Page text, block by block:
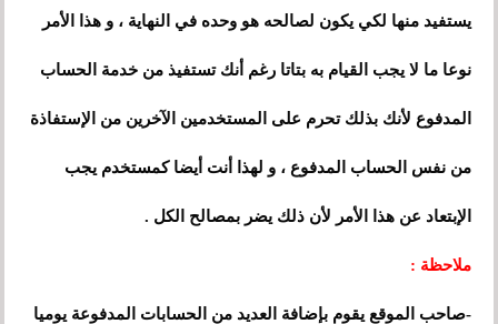
يستفيد منها لكي يكون لصالحه هو وحده في النهاية ، و هذا الأمر
نوعا ما لا يجب القيام به بتاتا رغم أنك تستفيذ من خدمة الحساب
المدفوع لأنك بذلك تحرم على المستخدمين الآخرين من الإستفاذة
من نفس الحساب المدفوع ، و لهذا أنت أيضا كمستخدم يجب
الإبتعاد عن هذا الأمر لأن ذلك يضر بمصالح الكل .
ملاحظة :
-صاحب الموقع يقوم بإضافة العديد من الحسابات المدفوعة يوميا